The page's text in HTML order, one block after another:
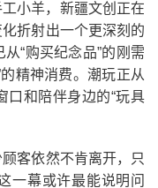
小羊，新疆文创正在
折射出一个更深刻的
“购买纪念品”的刚需
精神消费。潮玩正从
口和陪伴身边的“玩具
客依然不肯离开，只
一幕或许最能说明问